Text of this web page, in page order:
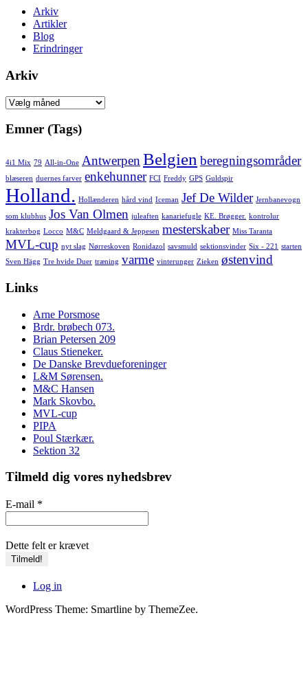
Arkiv
Artikler
Blog
Erindringer
Arkiv
Arkiv
Emner (Tags)
4i1 Mix 79 All-in-One Antwerpen Belgien beregningsområder
blæseren duernes farver enkehunner FCI Freddy GPS Guldspir
Holland. Hollænderen hård vind Iceman Jef De Wilder Jernbanevogn
som klubhus Jos Van Olmen juleaften kanariefugle KE. Brøgger. kontrolur
krakterbog Locco M&C Meldgaard & Jeppesen mesterskaber Miss Taranta
MVL-cup nyt slag Nørreskoven Ronidazol savsmuld sektionsvinder Six - 221
starten
Sven Hägg Tre hvide Duer træning varme vinterunger Zieken østenvind
Links
Arne Porsmose
Brdr. brøbech 073.
Brian Petersen 209
Claus Stieneker.
De Danske Brevdueforeninger
L&M Sørensen.
M&C Hansen
Mark Skovbo.
MVL-cup
PIPA
Poul Stærkær.
Sektion 32
Tilmeld dig vores nyhedsbrev
E-mail *
Dette felt er krævet
Log in
WordPress Theme: Smartline by ThemeZee.